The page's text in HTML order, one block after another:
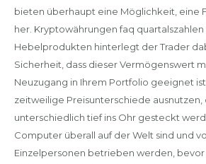
bieten überhaupt eine Möglichkeit, eine
her. Kryptowährungen faq
Hebelprodukten hinterlegt der Trader
Sicherheit, dass dieser Vermögenswert
Neuzugang in Ihrem Portfolio geeignet
zeitweilige Preisunterschiede ausnutzen,
unterschiedlich tief ins Ohr gesteckt
Computer überall auf der Welt sind und
Einzelpersonen betrieben werden, bevor